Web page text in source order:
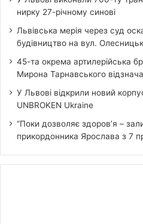
нирку 27-річному синові
Львівська мерія через суд
будівництво на вул.
45-та окрема артилерійська
Мирона Тарнавського
У Львові відкрили новий
UNBROKEN Ukraine
“Поки дозволяє здоров’я –
прикордонника Ярослава з 7